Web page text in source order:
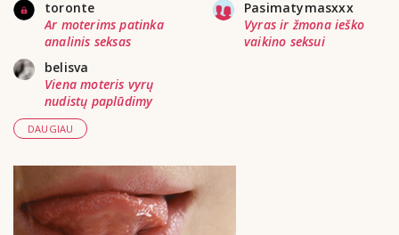
toronte
Ar moterims patinka
analinis seksas
Pasimatymasxxx
Vyras ir žmona ieško
vaikino seksui
belisva
Viena moteris vyrų
nudistų paplūdimy
DAUGIAU